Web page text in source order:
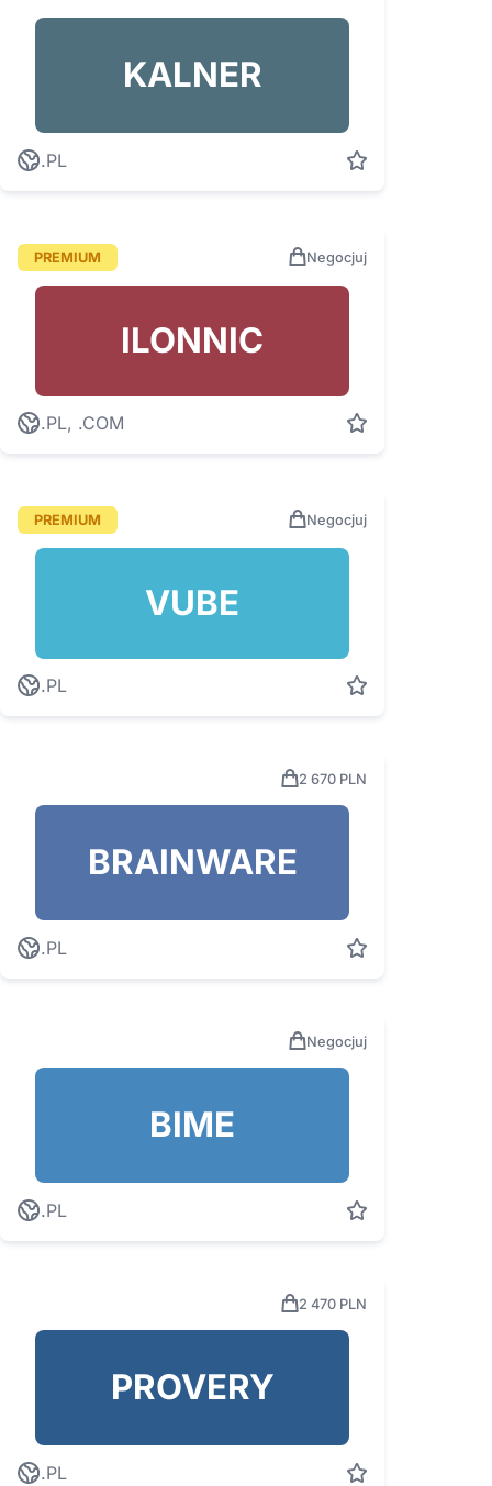
KALNER
.PL
PREMIUM Negocjuj
ILONNIC
.PL, .COM
PREMIUM Negocjuj
VUBE
.PL
2 670 PLN
BRAINWARE
.PL
Negocjuj
BIME
.PL
2 470 PLN
PROVERY
.PL